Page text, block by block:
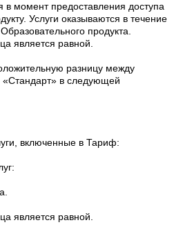
в момент предоставления доступа
Услуги оказываются в течение
продукта.
является равной.
разницу между
в следующей
включенные в Тариф:
является равной.